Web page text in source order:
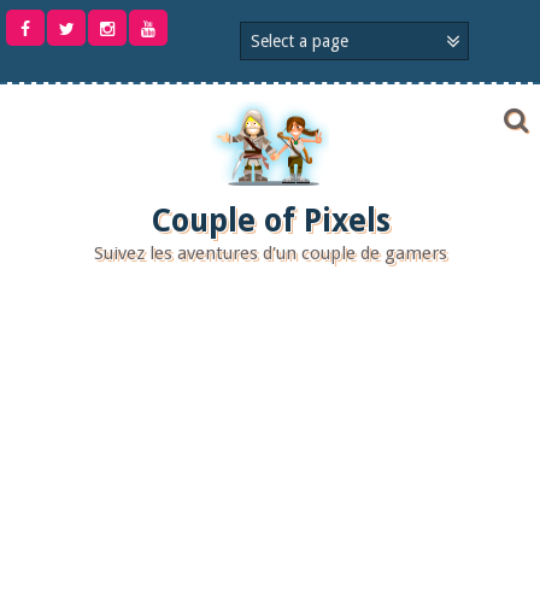
Aller
Couple of Pixels
Suivez les aventures d'un couple de gamers